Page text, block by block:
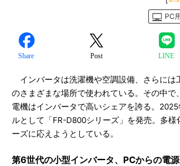
PC
Share Post LINE
インバータは洗濯機や空調設備、さらには
のさまざまな場所で使われている。その中で
電機はインバータで高いシェアを誇る。
ルとして「FR-D800シリーズ」を発売。多様
ーズに応えようとしている。
第6世代の小型インバータ、PCからの電